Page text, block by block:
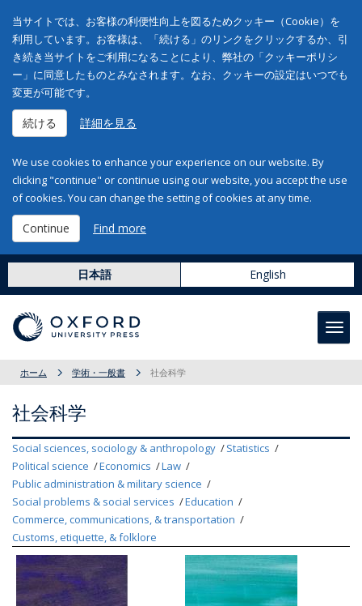
当サイトでは、お客様の利便性向上を図るためクッキー（Cookie）を
利用しています。お客様は、「続ける」のリンクをクリックするか、引
き続き当サイトをご利用になることにより、弊社の「クッキーポリシ
ー」に同意したものとみなされます。なお、クッキーの設定はいつでも
変更が可能です。
続ける 詳細を見る
We use cookies to enhance your experience on our website. By
clicking "continue" or continue using our website, you accept the use
of cookies. You can change the setting of cookies at any time.
Continue Find more
日本語 English
ホーム 学術・一般書 社会科学
社会科学
Social sciences, sociology & anthropology
Statistics
Political science
Economics
Law
Public administration & military science
Social problems & social services
Education
Commerce, communications, & transportation
Customs, etiquette, & folklore